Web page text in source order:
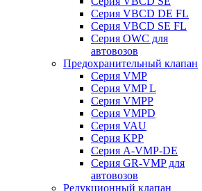
Серия VBCD DE FL
Серия VBCD SE FL
Серия OWC для
автовозов
Предохранительный клапан
Серия VMP
Серия VMP L
Серия VMPP
Серия VMPD
Серия VAU
Серия KPP
Серия A-VMP-DE
Серия GR-VMP для
автовозов
Редукционный клапан